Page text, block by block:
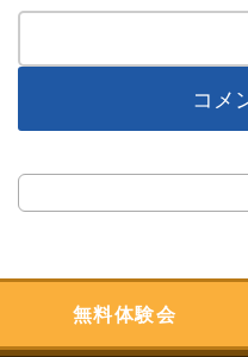
無料体験会